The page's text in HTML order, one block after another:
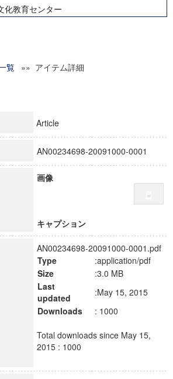
化教育センター
ーチインスティテュート
金研究成果報告書
ローバルCOEプログラム市民社会ガバナンス
ローバルCOEプログラム論理と感性の先端的
ーディングプログラム「超成熟社会発展のサ
文等(8)
覧 »» アイテム詳細
Article
AN00234698-20091000-0001
画像
キャプション
AN00234698-20091000-0001.pdf
Type
:application/pdf
Size
:3.0 MB
Last
updated
:May 15, 2015
Downloads
: 1000
Total downloads since May 15,
2015 : 1000